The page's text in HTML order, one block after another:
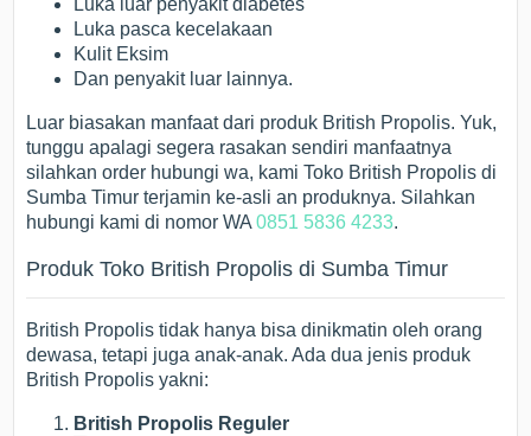
Luka luar penyakit diabetes
Luka pasca kecelakaan
Kulit Eksim
Dan penyakit luar lainnya.
Luar biasakan manfaat dari produk British Propolis. Yuk,
tunggu apalagi segera rasakan sendiri manfaatnya
silahkan order hubungi wa, kami Toko British Propolis di
Sumba Timur terjamin ke-asli an produknya. Silahkan
hubungi kami di nomor WA0851 5836 4233.
Produk Toko British Propolis di Sumba Timur
British Propolis tidak hanya bisa dinikmatin oleh orang
dewasa, tetapi juga anak-anak. Ada dua jenis produk
British Propolis yakni:
British Propolis Reguler